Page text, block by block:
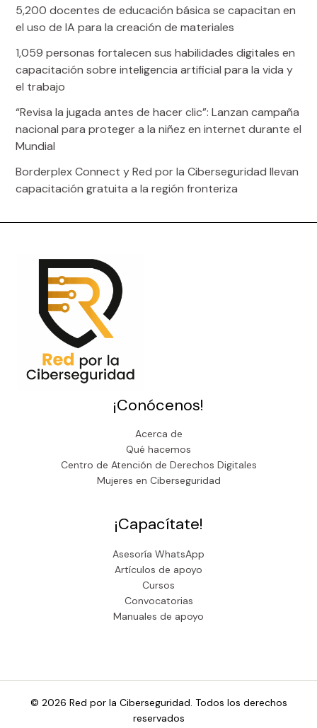
5,200 docentes de educación básica se capacitan en
el uso de IA para la creación de materiales
1,059 personas fortalecen sus habilidades digitales en
capacitación sobre inteligencia artificial para la vida y
el trabajo
“Revisa la jugada antes de hacer clic”: Lanzan campaña
nacional para proteger a la niñez en internet durante el
Mundial
Borderplex Connect y Red por la Ciberseguridad llevan
capacitación gratuita a la región fronteriza
¡Conócenos!
Acerca de
Qué hacemos
Centro de Atención de Derechos Digitales
Mujeres en Ciberseguridad
¡Capacítate!
Asesoría WhatsApp
Artículos de apoyo
Cursos
Convocatorias
Manuales de apoyo
© 2026 Red por la Ciberseguridad. Todos los derechos
reservados